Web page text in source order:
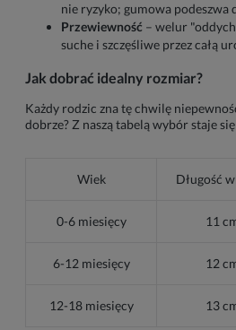
nie ryzyko; gumowa podeszwa
Przewiewność – welur
suche i szczęśliwe przez całą
Jak dobrać idealny rozmiar?
Każdy rodzic zna tę chwilę
dobrze? Z naszą tabelą wybór staje
Wiek Długość
0-6 miesięcy 11
6-12 miesięcy 12
12-18 miesięcy 13